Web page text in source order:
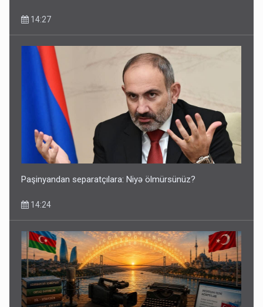
14:27
Paşinyandan separatçılara: Niyə ölmürsünüz?
14:24